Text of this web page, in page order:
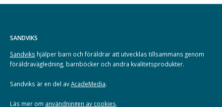
SANDVIKS
Sandviks hjälper barn och föräldrar att utvecklas tillsammans genom
föräldravägledning, barnböcker och andra kvalitetsprodukter.
Sandviks är en del avAcadeMedia.
Läs mer om användningen av cookies.